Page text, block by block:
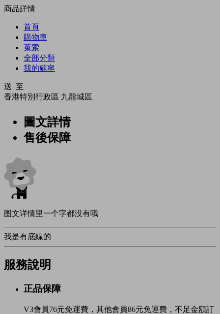
商品詳情
首頁
購物車
蒐索
全部分類
我的蘇寧
送 至
香港特別行政區 九龍城區
圖文詳情
售後保障
图文详情里一个字都没有哦
我是有底線的
服務說明
正品保障
V3會員76元免運費，其他會員86元免運費，不足金額訂